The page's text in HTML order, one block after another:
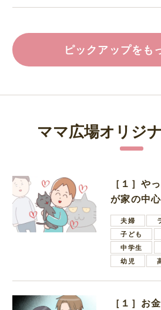
ピックアップをも
ママ広場オリジ
［１］や
が家の中
夫婦
子ども
中学生
幼児
［１］お